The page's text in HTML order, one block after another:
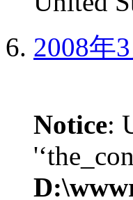
2008年
Notice: